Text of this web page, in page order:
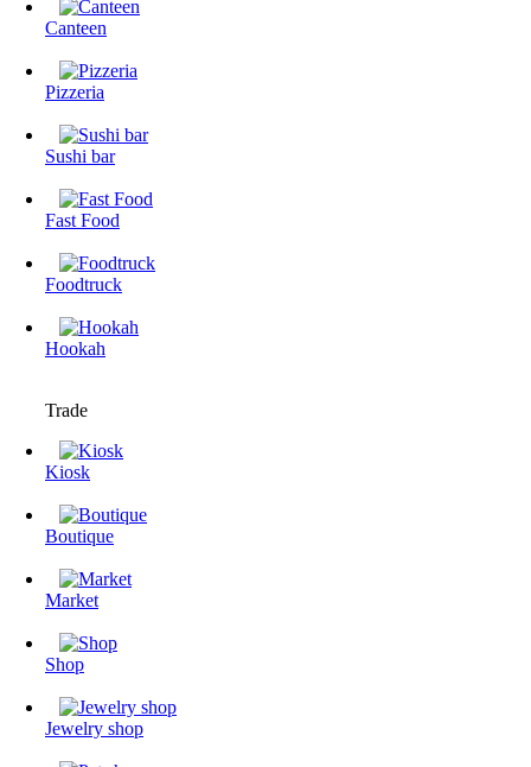
Canteen
Pizzeria
Sushi bar
Fast Food
Foodtruck
Hookah
Trade
Kiosk
Boutique
Market
Shop
Jewelry shop